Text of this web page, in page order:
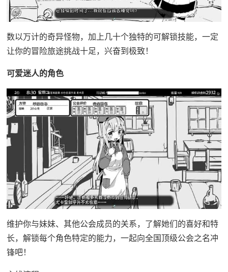
数以万计的奇异怪物，加上几十个独特的可解锁技能，一定
让你的冒险旅途挑战十足，兴奋到极致！
可爱迷人的角色
维护你与妹妹、其他公会成员的关系，了解她们的喜好和特
长，解锁每个角色特定的能力，一起向全国顶级公会之名冲
锋吧！